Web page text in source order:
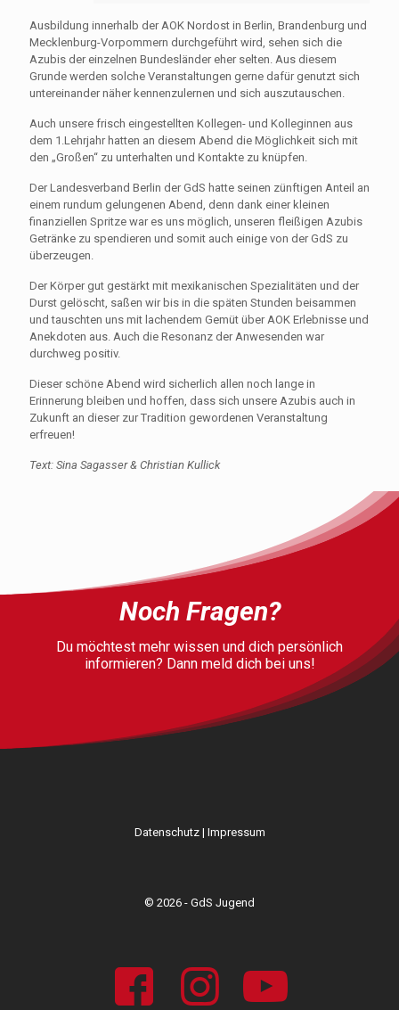
Ausbildung innerhalb der AOK Nordost in Berlin, Brandenburg und
Mecklenburg-Vorpommern durchgeführt wird, sehen sich die
Azubis der einzelnen Bundesländer eher selten. Aus diesem
Grunde werden solche Veranstaltungen gerne dafür genutzt sich
untereinander näher kennenzulernen und sich auszutauschen.
Auch unsere frisch eingestellten Kollegen- und Kolleginnen aus
dem 1.Lehrjahr hatten an diesem Abend die Möglichkeit sich mit
den „Großen“ zu unterhalten und Kontakte zu knüpfen.
Der Landesverband Berlin der GdS hatte seinen zünftigen Anteil an
einem rundum gelungenen Abend, denn dank einer kleinen
finanziellen Spritze war es uns möglich, unseren fleißigen Azubis
Getränke zu spendieren und somit auch einige von der GdS zu
überzeugen.
Der Körper gut gestärkt mit mexikanischen Spezialitäten und der
Durst gelöscht, saßen wir bis in die späten Stunden beisammen
und tauschten uns mit lachendem Gemüt über AOK Erlebnisse und
Anekdoten aus. Auch die Resonanz der Anwesenden war
durchweg positiv.
Dieser schöne Abend wird sicherlich allen noch lange in
Erinnerung bleiben und hoffen, dass sich unsere Azubis auch in
Zukunft an dieser zur Tradition gewordenen Veranstaltung
erfreuen!
Text: Sina Sagasser & Christian Kullick
Noch Fragen?
Du möchtest mehr wissen und dich persönlich
informieren? Dann meld dich bei uns!
Datenschutz| Impressum
© 2026 - GdS Jugend